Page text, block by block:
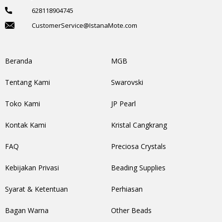
628118904745
CustomerService@IstanaMote.com
Beranda
Tentang Kami
Toko Kami
Kontak Kami
FAQ
Kebijakan Privasi
Syarat & Ketentuan
Bagan Warna
MGB
Swarovski
JP Pearl
Kristal Cangkrang
Preciosa Crystals
Beading Supplies
Perhiasan
Other Beads